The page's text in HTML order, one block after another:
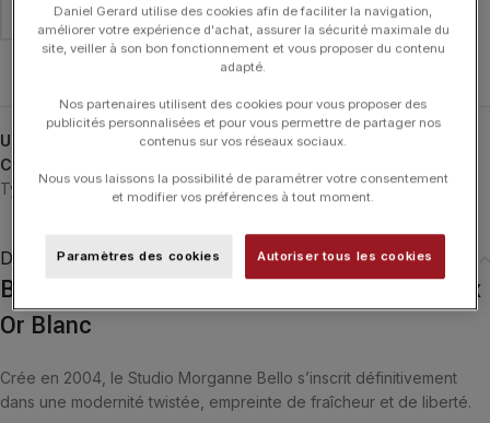
UGS :
1011WA1B115-46
Catégories :
Typologies
Description
Bague Morganne Bello Friandise Trèfle Onyx
Or Blanc
Crée en 2004, le Studio Morganne Bello s’inscrit définitivement
dans une modernité twistée, empreinte de fraîcheur et de liberté.
Daniel Gerard utilise des cookies afin de faciliter la navigation,
améliorer votre expérience d'achat, assurer la sécurité maximale du
site, veiller à son bon fonctionnement et vous proposer du contenu
adapté.
Nos partenaires utilisent des cookies pour vous proposer des
publicités personnalisées et pour vous permettre de partager nos
contenus sur vos réseaux sociaux.
Nous vous laissons la possibilité de paramétrer votre consentement
et modifier vos préférences à tout moment.
Paramètres des cookies Autoriser tous les cookies